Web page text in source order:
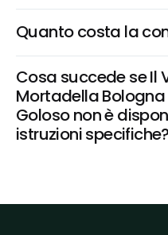
Quanto costa la
Cosa succede se Il
Mortadella
Goloso non è
istruzioni specifiche?